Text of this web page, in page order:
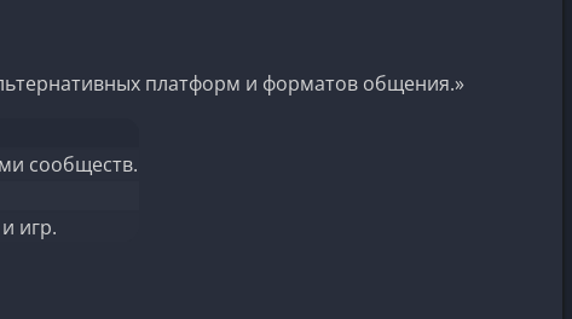
платформ и форматов общения.»
сообществ.
игр.